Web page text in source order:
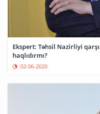
Ekspert: Təhsil Nazirliyi
haqlıdırmı?
02-06-2020